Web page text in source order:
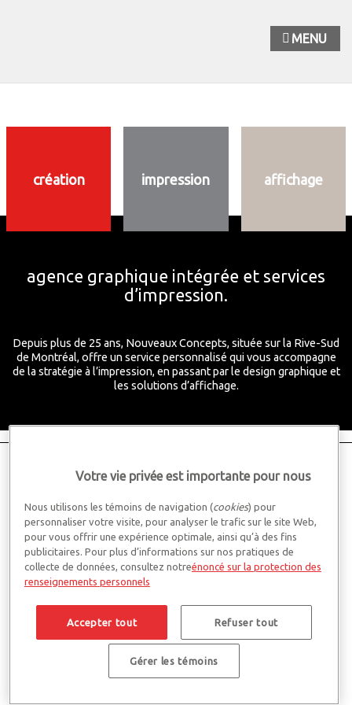
MENU
création impression affichage
agence graphique intégrée et services
d’impression.
Depuis plus de 25 ans, Nouveaux Concepts, située sur la Rive-Sud
de Montréal, offre un service personnalisé qui vous accompagne
de la stratégie à l’impression, en passant par le design graphique et
les solutions d’affichage.
Votre vie privée est importante pour nous
Nous utilisons les témoins de navigation (cookies) pour
personnaliser votre visite, pour analyser le trafic sur le site Web,
pour vous offrir une expérience optimale, ainsi qu’à des fins
publicitaires. Pour plus d’informations sur nos pratiques de
collecte de données, consultez notreénoncé sur la protection des
renseignements personnels
Accepter tout Refuser tout
Gérer les témoins